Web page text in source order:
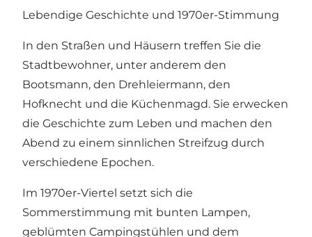
Lebendige Geschichte und 1970er-Stimmung
In den Straßen und Häusern treffen Sie die
Stadtbewohner, unter anderem den
Bootsmann, den Drehleiermann, den
Hofknecht und die Küchenmagd. Sie erwecken
die Geschichte zum Leben und machen den
Abend zu einem sinnlichen Streifzug durch
verschiedene Epochen.
Im 1970er-Viertel setzt sich die
Sommerstimmung mit bunten Lampen,
geblümten Campingstühlen und dem